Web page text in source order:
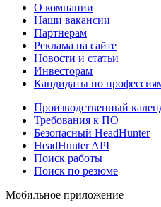
О компании
Наши вакансии
Партнерам
Реклама на сайте
Новости и статьи
Инвесторам
Кандидаты по
Производственный
Требования к ПО
Безопасный HeadHunter
HeadHunter API
Поиск работы
Поиск по резюме
Мобильное приложение